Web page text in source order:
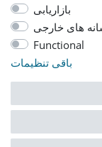
حک کردن
بازاریابی
های خارجی
Functional
باقی تنظیمات